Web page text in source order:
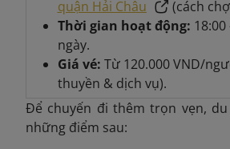
quận Hải Châu
(cách
Thời gian hoạt động:
ngày.
Giá vé: Từ 120.000 VND/
thuyền & dịch vụ).
Để chuyến đi thêm trọn vẹn,
những điểm sau: